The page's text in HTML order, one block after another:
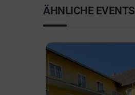
ÄHNLICHE EVENTS